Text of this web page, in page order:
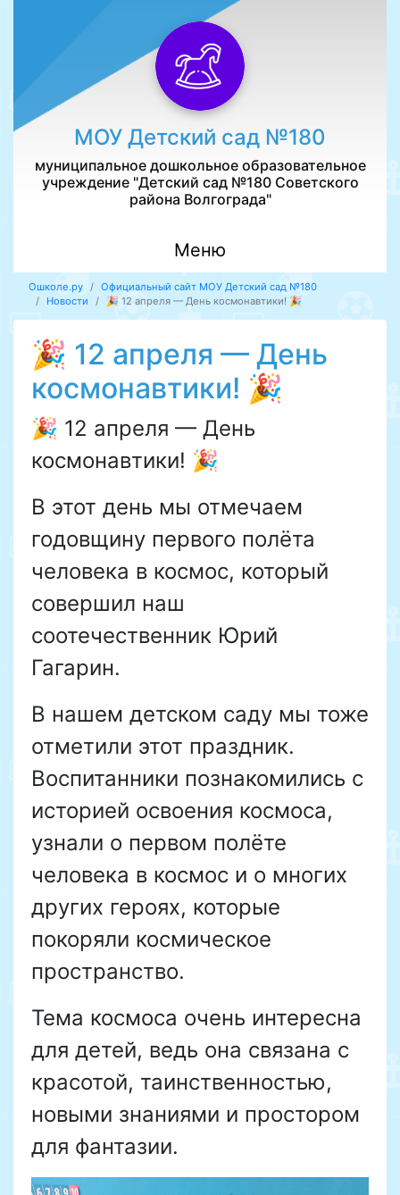
МОУ Детский сад №180
муниципальное дошкольное образовательное
учреждение "Детский сад №180 Советского
района Волгограда"
Меню
Ошколе.ру
Официальный сайт МОУ Детский сад №180
Новости
🎉 12 апреля — День космонавтики! 🎉
🎉 12 апреля — День
космонавтики! 🎉
🎉 12 апреля — День
космонавтики! 🎉
В этот день мы отмечаем
годовщину первого полёта
человека в космос, который
совершил наш
соотечественник Юрий
Гагарин.
В нашем детском саду мы тоже
отметили этот праздник.
Воспитанники познакомились с
историей освоения космоса,
узнали о первом полёте
человека в космос и о многих
других героях, которые
покоряли космическое
пространство.
Тема космоса очень интересна
для детей, ведь она связана с
красотой, таинственностью,
новыми знаниями и простором
для фантазии.